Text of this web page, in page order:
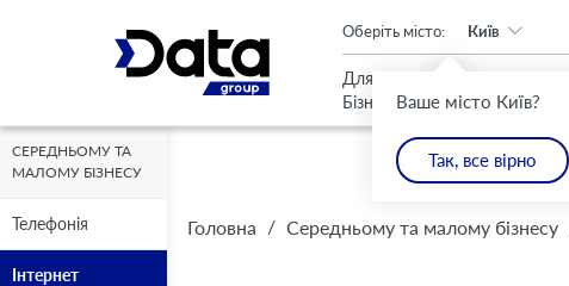
Ваше місто Київ?
Так, все вірно
Оберіть місто: Київ
Для
Бізнесу
Дому
СЕРЕДНЬОМУ ТА
МАЛОМУ БІЗНЕСУ
Телефонія
Інтернет
СЕРЕДНЬОМУ ТА
МАЛОМУ БІЗНЕСУ
Телефонія
Інтернет
Інтернет там,
Захист від
Інтернет,
що працює
Інтернет там,
Захист від
Головна / Середньому та малому бізнесу
An important update (Chrome 143) is available for your browser.